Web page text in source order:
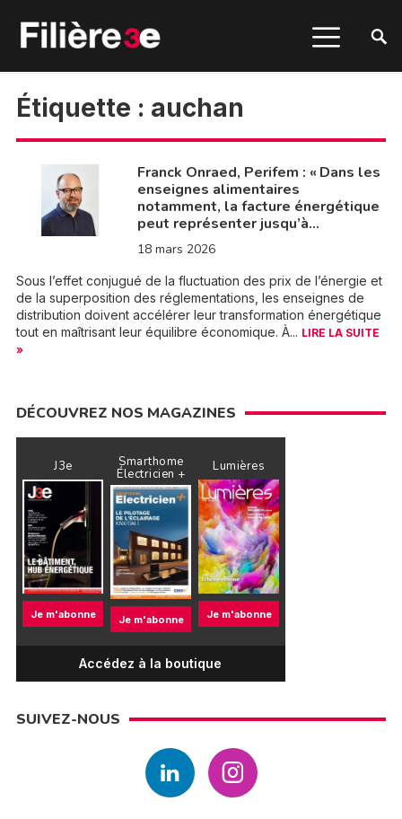
Étiquette : auchan
Franck Onraed, Perifem : « Dans les
enseignes alimentaires
notamment, la facture énergétique
peut représenter jusqu’à…
18 mars 2026
Sous l’effet conjugué de la fluctuation des prix de l’énergie et
de la superposition des réglementations, les enseignes de
distribution doivent accélérer leur transformation énergétique
tout en maîtrisant leur équilibre économique. À... LIRE LA SUITE
»
DÉCOUVREZ NOS MAGAZINES
J3e
Je m'abonne
Smarthome
Électricien +
Je m'abonne
Lumières
Je m'abonne
Accédez à la boutique
SUIVEZ-NOUS